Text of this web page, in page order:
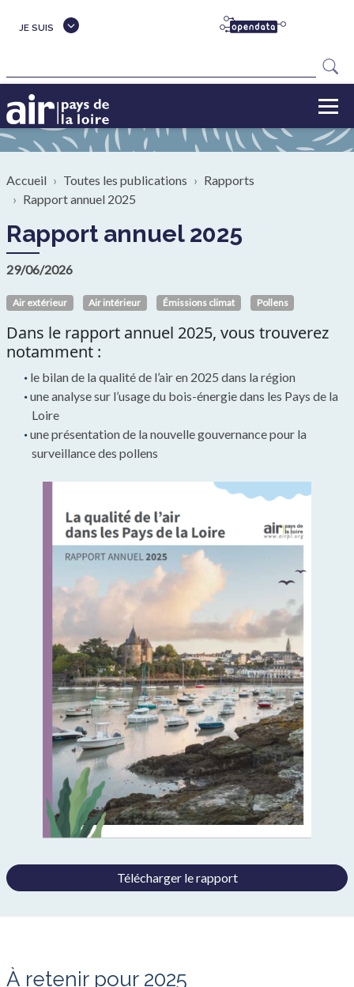
JE SUIS
Fil d'Ariane
Accueil Toutes les publications
Rapports
Rapport annuel 2025
Rapport annuel 2025
29/06/2026
Air extérieur Air intérieur Émissions climat Pollens
Dans le rapport annuel 2025, vous trouverez
notamment :
le bilan de la qualité de l’air en 2025 dans la région
une analyse sur l’usage du bois-énergie dans les Pays de la
Loire
une présentation de la nouvelle gouvernance pour la
surveillance des pollens
Télécharger le rapport
À retenir pour 2025